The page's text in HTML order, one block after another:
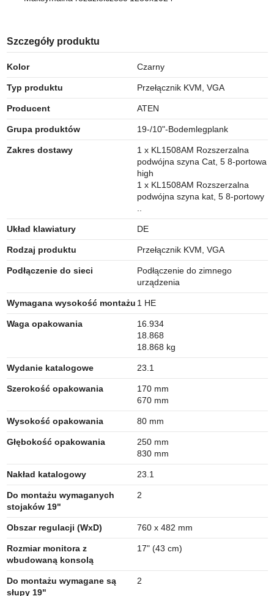
Szczegóły produktu
Kolor Czarny
Typ produktu Przełącznik KVM, VGA
Producent ATEN
Grupa produktów 19-/10"-Bodemlegplank
Zakres dostawy
1 x KL1508AM Rozszerzalna
podwójna szyna Cat, 5 8-portowa
high
1 x KL1508AM Rozszerzalna
podwójna szyna kat, 5 8-portowy
Układ klawiatury DE
Rodzaj produktu Przełącznik KVM, VGA
Podłączenie do sieci
Podłączenie do zimnego
urządzenia
Wymagana wysokość montażu 1 HE
Waga opakowania
16.934
18.868
18.868 kg
Wydanie katalogowe 23.1
Szerokość opakowania
170 mm
670 mm
Wysokość opakowania 80 mm
Głębokość opakowania
250 mm
830 mm
Nakład katalogowy 23.1
Do montażu wymaganych
stojaków 19"
2
Obszar regulacji (WxD) 760 x 482 mm
Rozmiar monitora z
wbudowaną konsolą
17" (43 cm)
Do montażu wymagane są
słupy 19"
2